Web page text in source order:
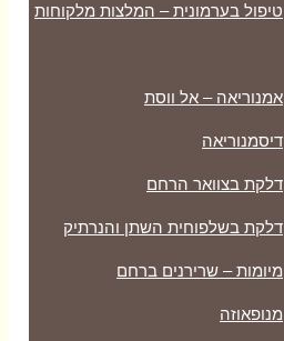
טיפול בערמונית – המלצות מלקוחות
אמנוריאה – אל ווסת
דיסמנוריאה
דלקת בצוואר הרחם
דלקת בשלפוחית השתן והנרתיק
מיומות – שרירנים ברחם
מנופאוזה